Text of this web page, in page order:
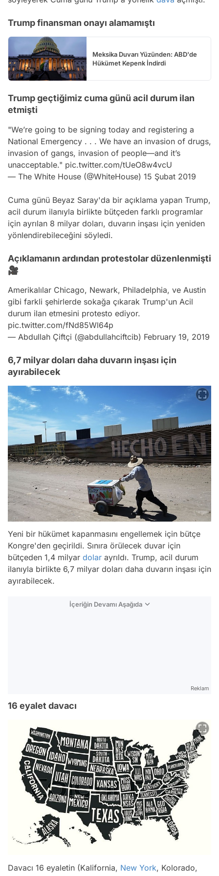
Trump finansman onayı alamamıştı
Meksika Duvarı Yüzünden: ABD'de
Hükümet Kepenk İndirdi
Trump geçtiğimiz cuma günü acil durum ilan
etmişti
"We’re going to be signing today and registering a
National Emergency . . . We have an invasion of drugs,
invasion of gangs, invasion of people—and it’s
unacceptable." pic.twitter.com/tUeO8w4vcU
— The White House (@WhiteHouse) 15 Şubat 2019
Cuma günü Beyaz Saray'da bir açıklama yapan Trump,
acil durum ilanıyla birlikte bütçeden farklı programlar
için ayrılan 8 milyar doları, duvarın inşası için yeniden
yönlendirebileceğini söyledi.
Açıklamanın ardından protestolar düzenlenmişti
🎥
Amerikalılar Chicago, Newark, Philadelphia, ve Austin
gibi farkli şehirlerde sokağa çıkarak Trump'un Acil
durum ilan etmesini protesto ediyor.
pic.twitter.com/fNd85Wl64p
— Abdullah Çiftçi (@abdullahciftcib) February 19, 2019
6,7 milyar doları daha duvarın inşası için
ayırabilecek
Yeni bir hükümet kapanmasını engellemek için bütçe
Kongre'den geçirildi. Sınıra örülecek duvar için
bütçeden 1,4 milyar dolar ayrıldı. Trump, acil durum
ilanıyla birlikte 6,7 milyar doları daha duvarın inşası için
ayırabilecek.
İçeriğin Devamı Aşağıda
Reklam
16 eyalet davacı
Davacı 16 eyaletin (Kalifornia, New York, Kolorado,